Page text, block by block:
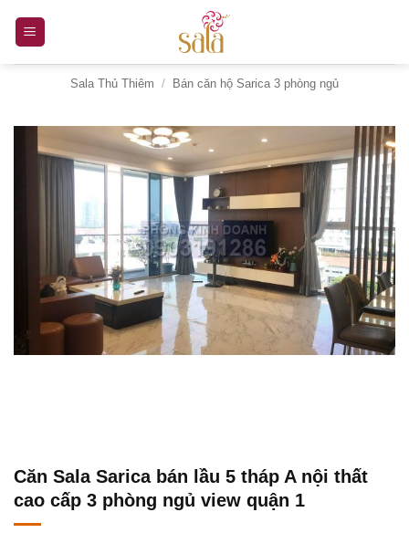
nội
Sala Thủ Thiêm / Bán căn hộ Sarica 3 phòng ngủ
Căn Sala Sarica bán lầu 5 tháp A nội thất
cao cấp 3 phòng ngủ view quận 1